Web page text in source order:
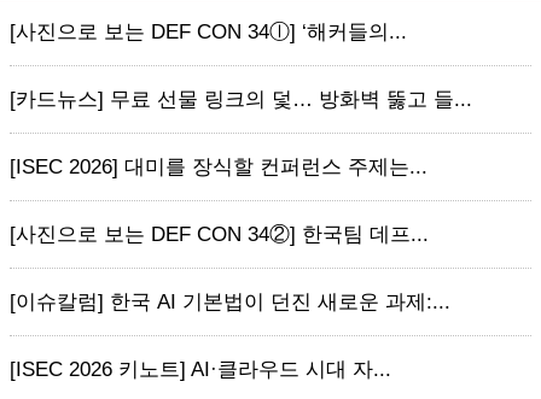
[사진으로 보는 DEF CON 34ⓛ] ‘해커들의...
[카드뉴스] 무료 선물 링크의 덫… 방화벽 뚫고 들...
[ISEC 2026] 대미를 장식할 컨퍼런스 주제는...
[사진으로 보는 DEF CON 34②] 한국팀 데프...
[이슈칼럼] 한국 AI 기본법이 던진 새로운 과제:...
[ISEC 2026 키노트] AI·클라우드 시대 자...